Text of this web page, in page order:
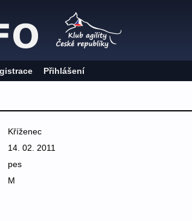
Přihlášení
Kříženec
14. 02. 2011
pes
M